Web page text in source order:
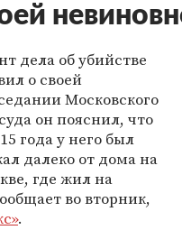
дела об убийстве
о своей
Московского
он пояснил, что
года у него был
далеко от дома на
где жил на
во вторник,
.